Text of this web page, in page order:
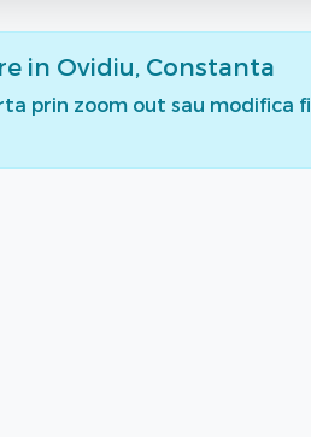
in Ovidiu, Constanta
prin zoom out sau modifica